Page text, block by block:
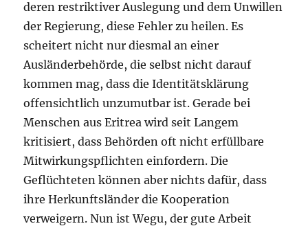
deren restriktiver Auslegung und dem Unwillen
der Regierung, diese Fehler zu heilen. Es
scheitert nicht nur diesmal an einer
Ausländerbehörde, die selbst nicht darauf
kommen mag, dass die Identitätsklärung
offensichtlich unzumutbar ist. Gerade bei
Menschen aus Eritrea wird seit Langem
kritisiert, dass Behörden oft nicht erfüllbare
Mitwirkungspflichten einfordern. Die
Geflüchteten können aber nichts dafür, dass
ihre Herkunftsländer die Kooperation
verweigern. Nun ist Wegu, der gute Arbeit